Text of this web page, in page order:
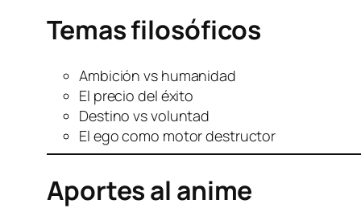
Temas filosóficos
Ambición vs humanidad
El precio del éxito
Destino vs voluntad
El ego como motor destructor
Aportes al anime